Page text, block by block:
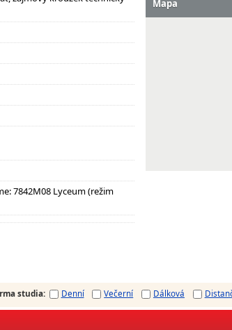
7842M08 Lyceum (režim
Mapa
studia: Denní Večerní Dálková